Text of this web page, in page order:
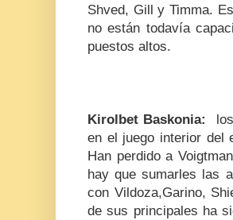
Shved, Gill y Timma.
no están todavía
puestos altos.
Kirolbet Baskonia:
en el juego interior del
Han perdido a
hay que sumarles las
con Vildoza,Garino,
de sus principales ha